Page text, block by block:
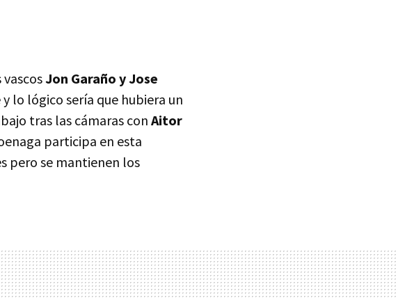
Jon Garaño y Jose
lo lógico sería que hubiera un
tras las cámaras con Aitor
participa en esta
pero se mantienen los